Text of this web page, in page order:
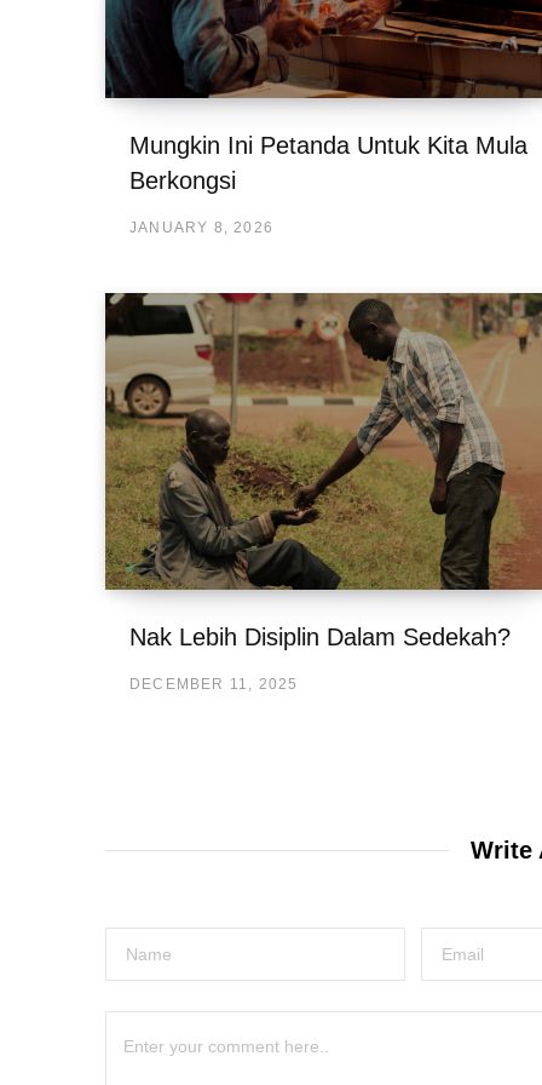
Mungkin Ini Petanda Untuk Kita Mula
Berkongsi
JANUARY 8, 2026
Nak Lebih Disiplin Dalam Sedekah?
DECEMBER 11, 2025
Write